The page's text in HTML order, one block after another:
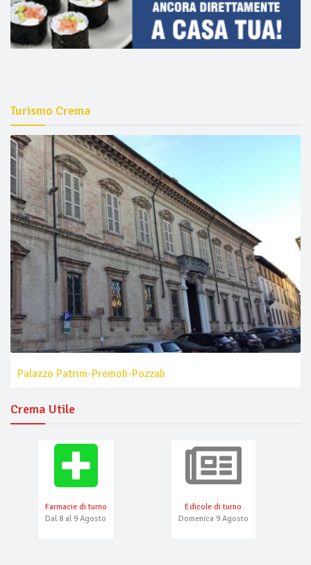
Turismo Crema
Palazzo Patrini-Premoli-Pozzali
Crema Utile
Farmacie di turno
Dal 8 al 9 Agosto
Edicole di turno
Domenica 9 Agosto